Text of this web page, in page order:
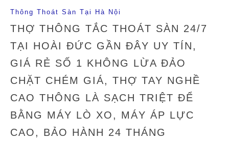
Thông Thoát Sàn Tại Hà Nội
THỢ THÔNG TẮC THOÁT SÀN 24/7
TẠI HOÀI ĐỨC GẦN ĐÂY UY TÍN,
GIÁ RẺ SỐ 1 KHÔNG LỪA ĐẢO
CHẶT CHÉM GIÁ, THỢ TAY NGHỀ
CAO THÔNG LÀ SẠCH TRIỆT ĐỂ
BẰNG MÁY LÒ XO, MÁY ÁP LỰC
CAO, BẢO HÀNH 24 THÁNG